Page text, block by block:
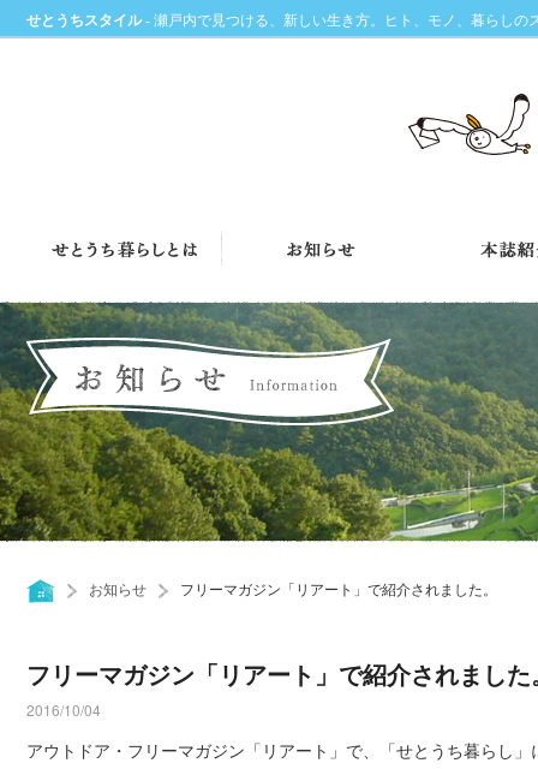
せとうちスタイル - 瀬戸内で見つける、新しい生き方。ヒト、モノ、暮らしの
お知らせ フリーマガジン「リアート」で紹介されました。
フリーマガジン「リアート」で紹介されました
2016/10/04
アウトドア・フリーマガジン「リアート」で、「せとうち暮らし